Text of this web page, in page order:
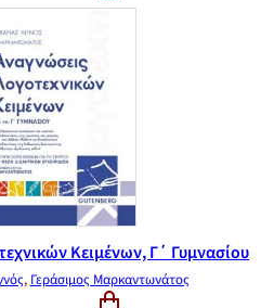
Κειμένων, Γ΄ Γυμνασίου
, Γεράσιμος Μαρκαντωνάτος